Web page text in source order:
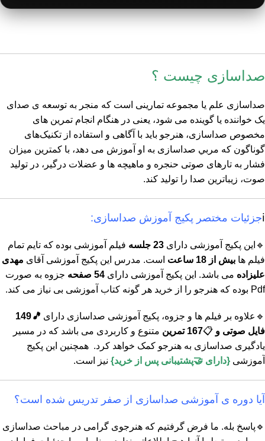
صداسازی چیست ؟
صداسازی علم يا مجموعه تمارينی است که منجر به توسعه ی صدای
يک خواننده یا گوينده می شود، يعنی در هنگام انجام تمرین های
مخصوص صداسازی، هنرجو بايد با آگاهی و استفاده از تکنيک‌های
گوناگون که مربي صداسازی به او آموزش می دهد، با کمترين ميزان
فشار به تارهای صوتی حنجره و ماهیچه ها و عضلات درگير، در توليد
صوت، زيبا‌ترين صدا را توليد کند.
ℹ️جزئیات مختصر پکیج آموزش صداسازی:
🔹این پکیج آموزشی دارای 23 جلسه
فیلم آموزشی بوده که تایم تمام
فیلم ها بیش از 18 ساعت است. مدرس این پکیج آموزشی آقای مهدی
علیزاده می باشد. این پکیج آموزشی دارای 54 صفحه جزوه به صورت
Pdf بوده که هنرجو را از خرید هر گونه کتاب آموزشی بی نیاز می کند.
🔹علاوه بر فیلم ها و جزوه، پکیج آموزشی صداسازی دارای 🎵
149
فایل صوتی و 📋167 تمرین
متنوع و کاربردی می باشد که در مسیر
یادگیری صداسازی به هنرجو کمک خواهد کرد. همچنین این پکیج
آموزشی {دارای 🤝پشتیبانی پس از خرید} نیز است.
آیا دوره ی آموزشی صداسازی از صفر تدریس شده است؟
🔹پاسخ بله. ما فرض گرفتیم که هنرجوی گرامی در مباحث صداسازی